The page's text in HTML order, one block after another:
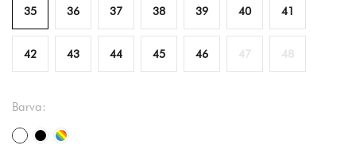
35 36 37 38 39 40 41
42 43 44 45 46 47 48
Barva:
belačrnavečbarvna